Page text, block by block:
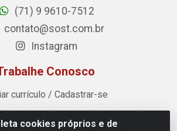
cookies próprios e de
(71) 9 9610-7512
contato@sost.com.br
Instagram
Conosco
currículo / Cadastrar-se